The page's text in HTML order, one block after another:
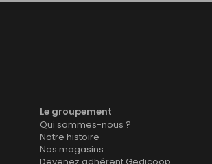
Le groupement
Qui sommes-nous ?
Notre histoire
Nos magasins